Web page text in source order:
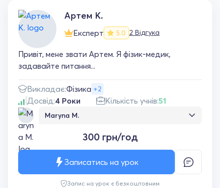
Артем К.
Експерт 5.0 2 Відгука
Привіт, мене звати Артем. Я фізик-медик,
задавайте питання...
Викладає:Фізика +2
Досвід:4 Роки Кількість учнів:51
Maryna M.
чудовому репетитору! Моя дитина з
себе говорить. Репетитор завжди
знаходить підхід, уважно прислухається до
його потреб і допомагає розкривати
здібності. Уроки проходять в дружній та
300 грн/год
Запис на урок є безкоштовним
Записатись на урок